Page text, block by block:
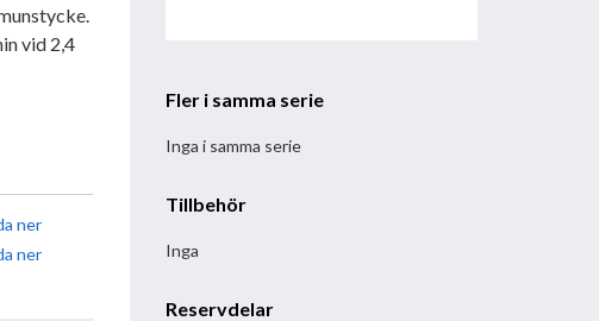
vid 2,4
ner
ner
Fler i samma serie
Inga i samma serie
Tillbehör
Inga
Reservdelar